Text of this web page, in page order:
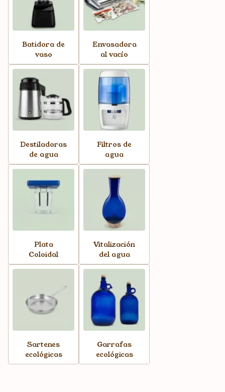
Batidora de
vaso
Envasadora
al vacío
Destiladoras
de agua
Filtros de
agua
Plata
Coloidal
Vitalización
del agua
Sartenes
ecológicas
Garrafas
ecológicas